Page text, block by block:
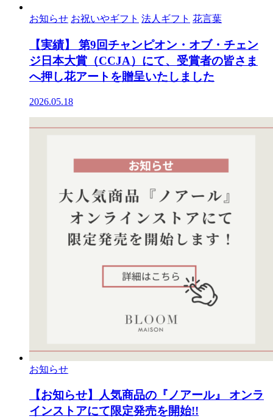
お知らせ お祝いやギフト 法人ギフト 花言葉
【実績】 第9回チャンピオン・オブ・チェン
ジ日本大賞（CCJA）にて、受賞者の皆さま
へ押し花アートを贈呈いたしました
2026.05.18
お知らせ
【お知らせ】人気商品の『ノアール』 オンラ
インストアにて限定発売を開始!!